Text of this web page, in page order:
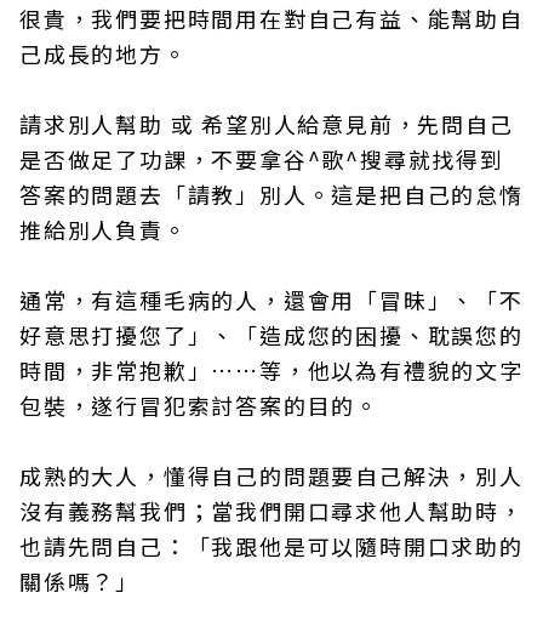
很貴，我們要把時間用在對自己有益、能幫助自
己成長的地方。
請求別人幫助 或 希望別人給意見前，先問自己
是否做足了功課，不要拿谷^歌^搜尋就找得到
答案的問題去「請教」別人。這是把自己的怠惰
推給別人負責。
通常，有這種毛病的人，還會用「冒昧」、「不
好意思打擾您了」、「造成您的困擾、耽誤您的
時間，非常抱歉」……等，他以為有禮貌的文字
包裝，遂行冒犯索討答案的目的。
成熟的大人，懂得自己的問題要自己解決，別人
沒有義務幫我們；當我們開口尋求他人幫助時，
也請先問自己：「我跟他是可以隨時開口求助的
關係嗎？」